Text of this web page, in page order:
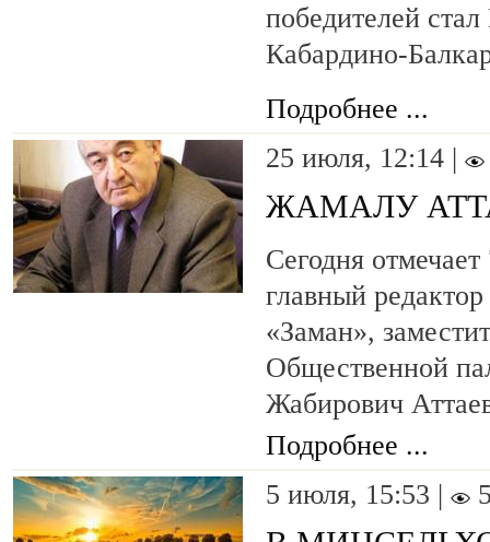
победителей
Кабардино-
Подробнее ...
25 июля, 12:14 |
ЖАМАЛУ
Сегодня
главный
«Заман»,
Общественной
Жабирович
Подробнее ...
5 июля, 15:53 |